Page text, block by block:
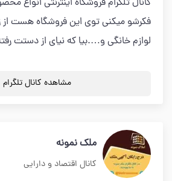
کانال تلگرام فروشگاه اینترنتی انواع
فکرشو میکنی توی این فروشگاه هست از
لوازم خانگی و….بیا که نیای از دستت
مشاهده کانال تلگرام
ملک نمونه
کانال اقتصاد و دارایی